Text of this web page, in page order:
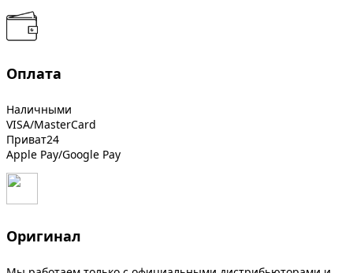
Оплата
Наличными
VISA/MasterCard
Приват24
Apple Pay/Google Pay
Оригинал